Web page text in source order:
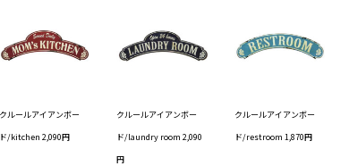
クルールアイアンボー
ド/kitchen 2,090円
クルールアイアンボー
ド/laundry room 2,090
円
クルールアイアンボー
ド/restroom 1,870円